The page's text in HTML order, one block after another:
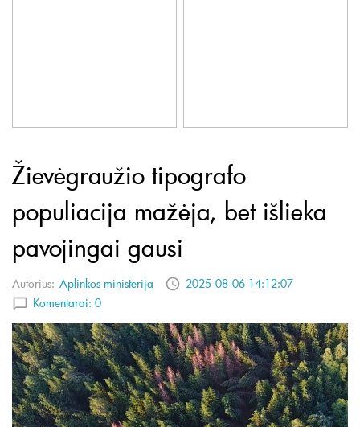
Žievėgraužio tipografo
populiacija mažėja, bet išlieka
pavojingai gausi
Autorius: Aplinkos ministerija
2025-08-06 14:12:07
Komentarai: 0